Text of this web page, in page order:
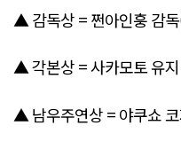
▲ 감독상 = 쩐아인훙 감
▲ 각본상 = 사카모토 유
▲ 남우주연상 = 야쿠쇼